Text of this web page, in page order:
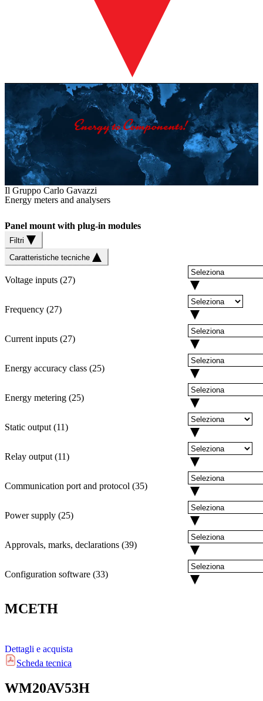
Il Gruppo Carlo Gavazzi
Energy meters and analysers
Panel mount with plug-in modules
Filtri
Caratteristiche tecniche
Voltage inputs (27)
Frequency (27)
Current inputs (27)
Energy accuracy class (25)
Energy metering (25)
Static output(11)
Relay output(11)
Communication port and protocol (35)
Power supply (25)
Approvals, marks, declarations (39)
Configuration software (33)
MCETH
Dettagli e acquista
Scheda tecnica
WM20AV53H